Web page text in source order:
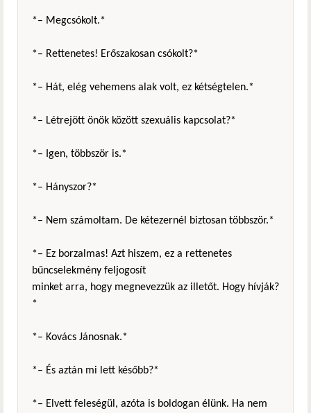
*– Megcsókolt.*
*– Rettenetes! Erőszakosan csókolt?*
*– Hát, elég vehemens alak volt, ez kétségtelen.*
*– Létrejött önök között szexuális kapcsolat?*
*– Igen, többször is.*
*– Hányszor?*
*– Nem számoltam. De kétezernél biztosan többször.*
*– Ez borzalmas! Azt hiszem, ez a rettenetes
bűncselekmény feljogosít
minket arra, hogy megnevezzük az illetőt. Hogy hívják?
*
*– Kovács Jánosnak.*
*– És aztán mi lett később?*
*– Elvett feleségül, azóta is boldogan élünk. Ha nem